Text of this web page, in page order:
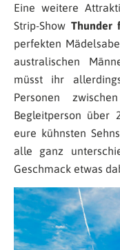
Eine weitere
Strip-Show Thunder
perfekten
australischen
müsst ihr
Personen
Begleitperson über
eure kühnsten
alle ganz
Geschmack etwas